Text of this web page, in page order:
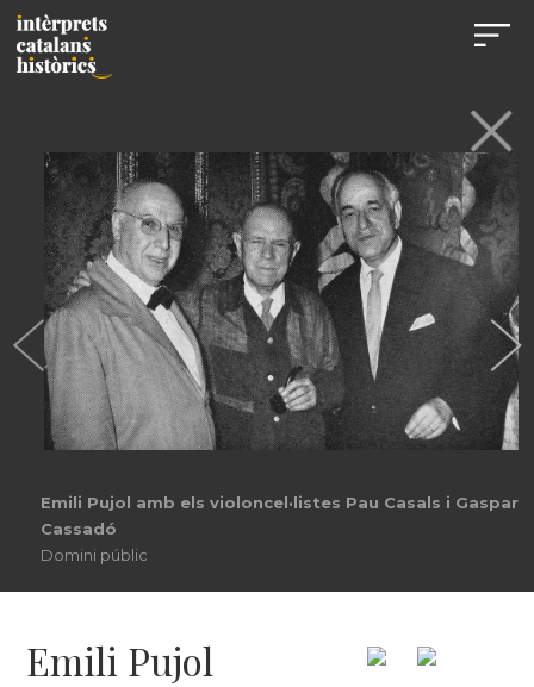
Emili Pujol amb els violoncel·listes Pau Casals i Gaspar
Cassadó
Domini públic
Emili Pujol